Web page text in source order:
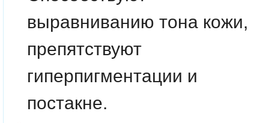
выравниванию тона кожи,
препятствуют
гиперпигментации и
постакне.